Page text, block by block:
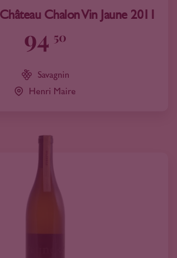
Chalon Vin Jaune 2011
94 50
Savagnin
Henri Maire